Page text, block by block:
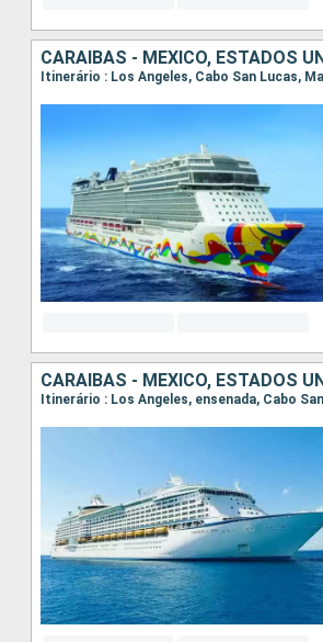
CARAIBAS - MEXICO, ESTADOS
Itinerário : Los Angeles, Cabo San Lucas,
CARAIBAS - MEXICO, ESTADOS
Itinerário : Los Angeles, ensenada, Cabo